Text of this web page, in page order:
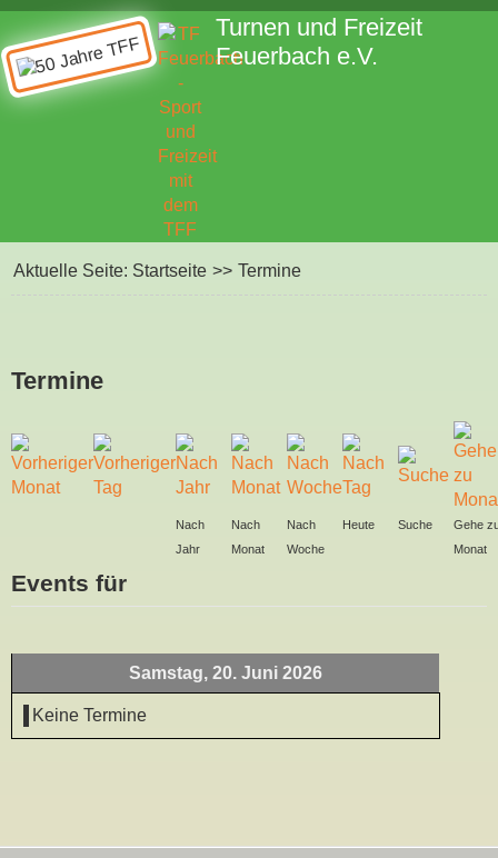
Turnen und Freizeit
Feuerbach e.V.
Aktuelle Seite: Startseite >> Termine
Termine
Nach
Jahr
Nach
Monat
Nach
Woche
Heute Suche
Gehe
Monat
Events für
Samstag, 20. Juni 2026
Keine Termine